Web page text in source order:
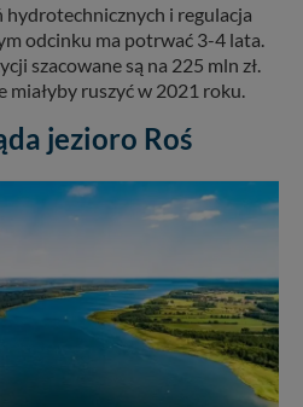
i regulacja
odcinku ma potrwać 3-4 lata.
szacowane są na 225 mln zł.
miałyby ruszyć w 2021 roku.
jezioro Roś